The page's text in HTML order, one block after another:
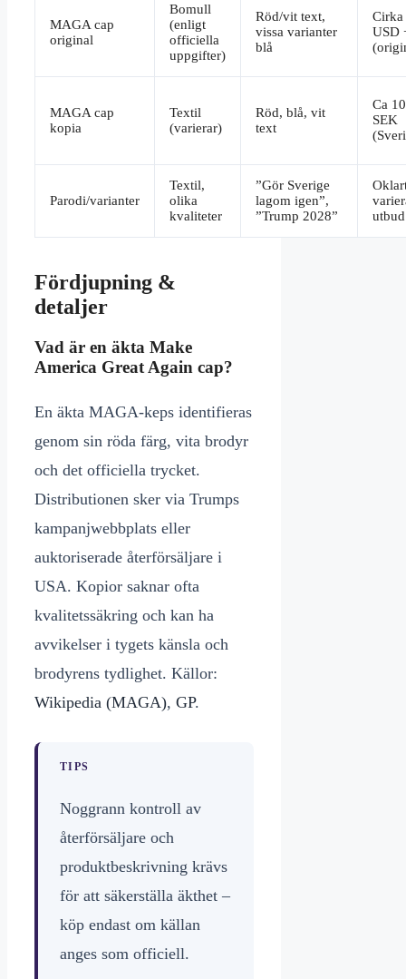
MAGA cap
original
Bomull
(enligt
officiella
uppgifter)
Röd/vit text,
vissa varianter
blå
Cirka
USD
MAGA cap
kopia
Textil
(varierar)
Röd, blå, vit
text
Ca
SEK
Parodi/varianter
Textil,
olika
kvaliteter
”Gör Sverige
lagom igen”,
”Trump 2028”
utbud
Fördjupning &
detaljer
Vad är en äkta Make
America Great Again cap?
En äkta MAGA-keps identifieras
genom sin röda färg, vita brodyr
och det officiella trycket.
Distributionen sker via Trumps
kampanjwebbplats eller
auktoriserade återförsäljare i
USA. Kopior saknar ofta
kvalitetssäkring och kan ha
avvikelser i tygets känsla och
brodyrens tydlighet. Källor:
Wikipedia (MAGA), GP.
TIPS
Noggrann kontroll av
återförsäljare och
produktbeskrivning krävs
för att säkerställa äkthet –
köp endast om källan
anges som officiell.